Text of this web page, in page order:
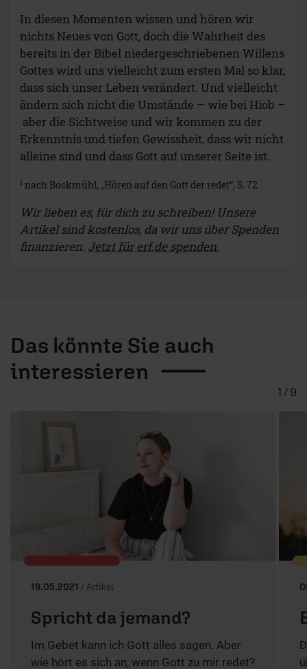
In diesen Momenten wissen und hören wir
nichts Neues von Gott, doch die Wahrheit des
bereits in der Bibel niedergeschriebenen Willens
Gottes wird uns vielleicht zum ersten Mal so klar,
dass sich unser Leben verändert. Und vielleicht
ändern sich nicht die Umstände – wie bei Hiob –
aber die Sichtweise und wir kommen zu der
Erkenntnis und tiefen Gewissheit, dass wir nicht
alleine sind und dass Gott auf unserer Seite ist.
1 nach Bockmühl, „Hören auf den Gott der redet“, S. 72
Wir lieben es, für dich zu schreiben! Unsere
Artikel sind kostenlos, da wir uns über Spenden
finanzieren. Jetzt für erf.de spenden.
Das könnte Sie auch
interessieren
19.05.2021 / Artikel
Spricht da jemand?
Im Gebet kann ich Gott alles sagen. Aber
wie hört es sich an, wenn Gott zu mir redet?
1 / 9